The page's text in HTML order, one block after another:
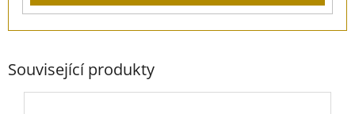
Související produkty